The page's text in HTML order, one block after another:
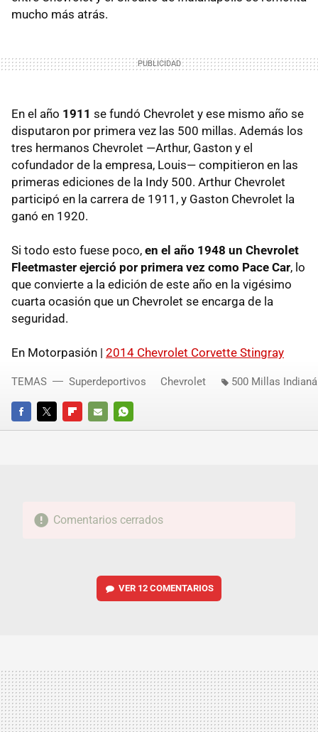
mucho más atrás.
En el año 1911 se fundó Chevrolet y ese mismo año se
disputaron por primera vez las 500 millas. Además los
tres hermanos Chevrolet —Arthur, Gaston y el
cofundador de la empresa, Louis— compitieron en las
primeras ediciones de la Indy 500. Arthur Chevrolet
participó en la carrera de 1911, y Gaston Chevrolet la
ganó en 1920.
Si todo esto fuese poco, en el año 1948 un Chevrolet
Fleetmaster ejerció por primera vez como Pace Car, lo
que convierte a la edición de este año en la vigésimo
cuarta ocasión que un Chevrolet se encarga de la
seguridad.
En Motorpasión | 2014 Chevrolet Corvette Stingray
FACEBOOKTWITTERFLIPBOARD
E-
WHATSAPP
TEMAS Superdeportivos Chevrolet 500 Millas
Comentarios cerrados
VER 12 COMENTARIOS